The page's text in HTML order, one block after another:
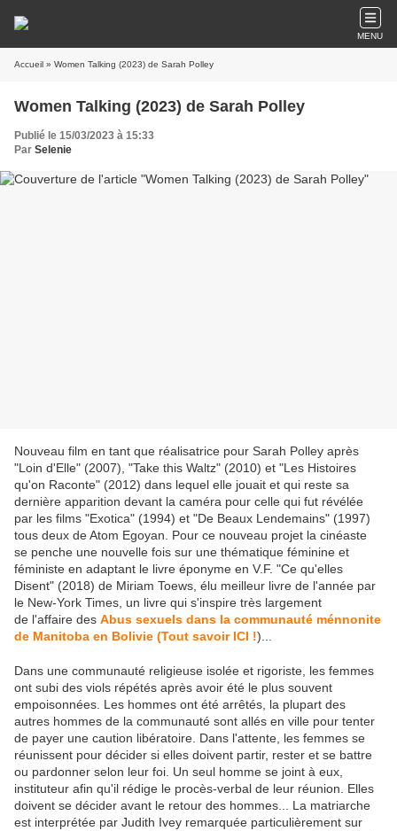
MENU
Accueil » Women Talking (2023) de Sarah Polley
Women Talking (2023) de Sarah Polley
Publié le 15/03/2023 à 15:33
Par Selenie
Nouveau film en tant que réalisatrice pour Sarah Polley après
"Loin d'Elle" (2007), "Take this Waltz" (2010) et "Les Histoires
qu'on Raconte" (2012) dans lequel elle jouait et qui reste sa
dernière apparition devant la caméra pour celle qui fut révélée
par les films "Exotica" (1994) et "De Beaux Lendemains" (1997)
tous deux de Atom Egoyan. Pour ce nouveau projet la cinéaste
se penche une nouvelle fois sur une thématique féminine et
féministe en adaptant le livre éponyme en V.F. "Ce qu'elles
Disent" (2018) de Miriam Toews, élu meilleur livre de l'année par
le New-York Times, un livre qui s'inspire très largement
de l'affaire des Abus sexuels dans la communauté ménnonite
de Manitoba en Bolivie (Tout savoir ICI !)...
Dans une communauté religieuse isolée et rigoriste, les femmes
ont subi des viols répétés après avoir été le plus souvent
empoisonnées. Les hommes ont été arrêtés, la plupart des
autres hommes de la communauté sont allés en ville pour tenter
de payer une caution libératoire. Dans l'attente, les femmes se
réunissent pour décider si elles doivent partir, rester et se battre
ou pardonner selon leur foi. Un seul homme se joint à eux,
instituteur afin qu'il rédige le procès-verbal de leur réunion. Elles
doivent se décider avant le retour des hommes... La matriarche
est interprétée par Judith Ivey remarquée particulièrement sur